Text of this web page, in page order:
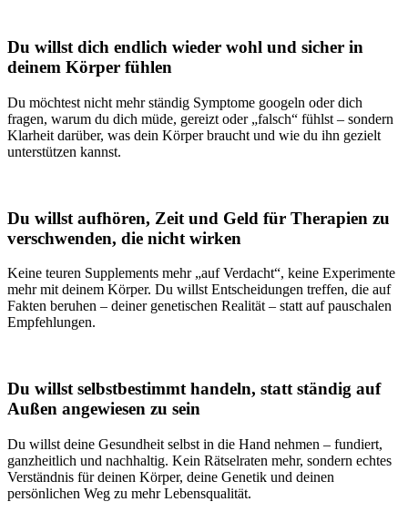
Du willst dich endlich wieder wohl und sicher in
deinem Körper fühlen
Du möchtest nicht mehr ständig Symptome googeln oder dich
fragen, warum du dich müde, gereizt oder „falsch“ fühlst – sondern
Klarheit darüber, was dein Körper braucht und wie du ihn gezielt
unterstützen kannst.
Du willst aufhören, Zeit und Geld für Therapien zu
verschwenden, die nicht wirken
Keine teuren Supplements mehr „auf Verdacht“, keine Experimente
mehr mit deinem Körper. Du willst Entscheidungen treffen, die auf
Fakten beruhen – deiner genetischen Realität – statt auf pauschalen
Empfehlungen.
Du willst selbstbestimmt handeln, statt ständig auf
Außen angewiesen zu sein
Du willst deine Gesundheit selbst in die Hand nehmen – fundiert,
ganzheitlich und nachhaltig. Kein Rätselraten mehr, sondern echtes
Verständnis für deinen Körper, deine Genetik und deinen
persönlichen Weg zu mehr Lebensqualität.